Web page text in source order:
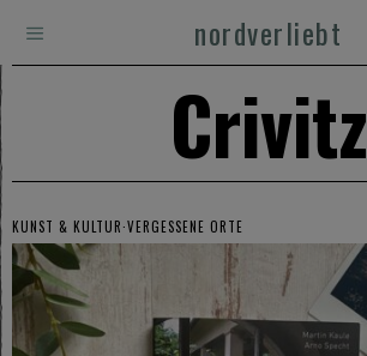
nordverliebt
Crivitz
KUNST & KULTUR·VERGESSENE ORTE